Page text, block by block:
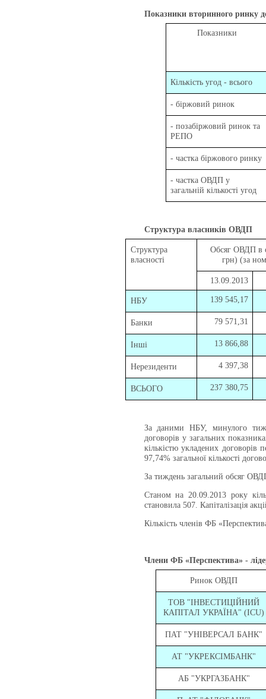
Показники вторинного ринку
Показники
Кількість угод - всього
- біржовий ринок
- позабіржовий ринок та
РЕПО
- частка біржового ринку
- частка ОВДП у
загальній кількості угод
Структура власників ОВДП
Структура
власності
Обсяг ОВДП в
грн) (за
13.09.2013
НБУ 139 545,17
Банки 79 571,31
Інші 13 866,88
Нерезиденти 4 397,38
ВСЬОГО 237 380,75
За даними НБУ, минулого
договорів у загальних
кількістю укладених
97,74% загальної кількості
За тиждень загальний обсяг
Станом на 20.09 .2013 року
становила 507. Капіталізація
Кількість членів ФБ
Члени ФБ «Перспектива» -
Ринок ОВДП
ТОВ "ІНВЕСТИЦІЙНИЙ
КАПІТАЛ УКРАЇНА" (ICU)
ПАТ "УНІВЕРСАЛ БАНК"
АТ "УКРЕКСІМБАНК"
АБ "УКРГАЗБАНК"